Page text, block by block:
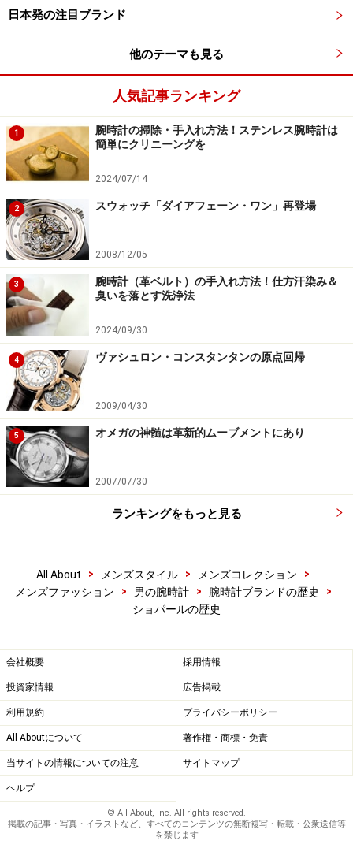
日本発の注目ブランド
他のテーマも見る
人気記事ランキング
1
腕時計の掃除・手入れ方法！ステンレス腕時計は
簡単にクリニーングを
2024/07/14
2 スウォッチ「ダイアフェーン・ワン」再登場
2008/12/05
3
腕時計（革ベルト）の手入れ方法！仕方汗染み＆
臭いを落とす洗浄法
2024/09/30
4 ヴァシュロン・コンスタンタンの原点回帰
2009/04/30
5 オメガの神髄は革新的ムーブメントにあり
2007/07/30
ランキングをもっと見る
All About > メンズスタイル > メンズコレクション
>
メンズファッション
> 男の腕時計 > 腕時計ブランドの歴史
>
ショパールの歴史
会社概要 採用情報
投資家情報 広告掲載
利用規約 プライバシーポリシー
All Aboutについて 著作権・商標・免責
当サイトの情報についての注意 サイトマップ
ヘルプ
© All About, Inc. All rights reserved.
掲載の記事・写真・イラストなど、すべてのコンテンツの無断複写・転載・公衆送信等
を禁じます